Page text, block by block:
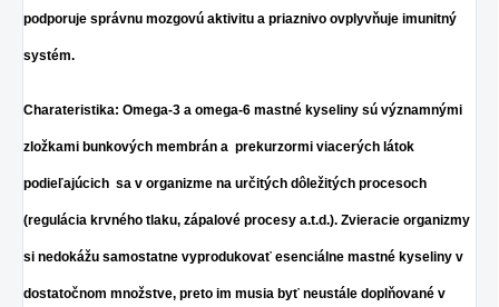
podporuje správnu mozgovú aktivitu a priaznivo ovplyvňuje imunitný
systém.
Charateristika: Omega-3 a omega-6 mastné kyseliny sú významnými
zložkami bunkových membrán a prekurzormi viacerých látok
podieľajúcich sa v organizme na určitých dôležitých procesoch
(regulácia krvného tlaku, zápalové procesy a.t.d.). Zvieracie organizmy
si nedokážu samostatne vyprodukovať esenciálne mastné kyseliny v
dostatočnom množstve, preto im musia byť neustále doplňované v